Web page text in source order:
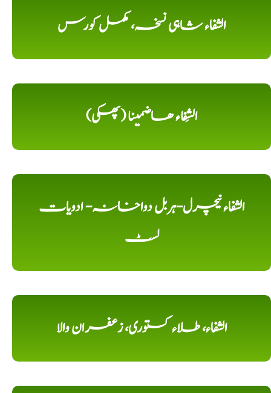
الشفاء شاہی نسخہ، مکمل کورس
الشِفاء ھاضمینا (پھکی)
الشفاء نیچرل-ہربل دواخانہ- ادویات
لسٹ
الشفاء، طلاء کستوری، زعفران والا